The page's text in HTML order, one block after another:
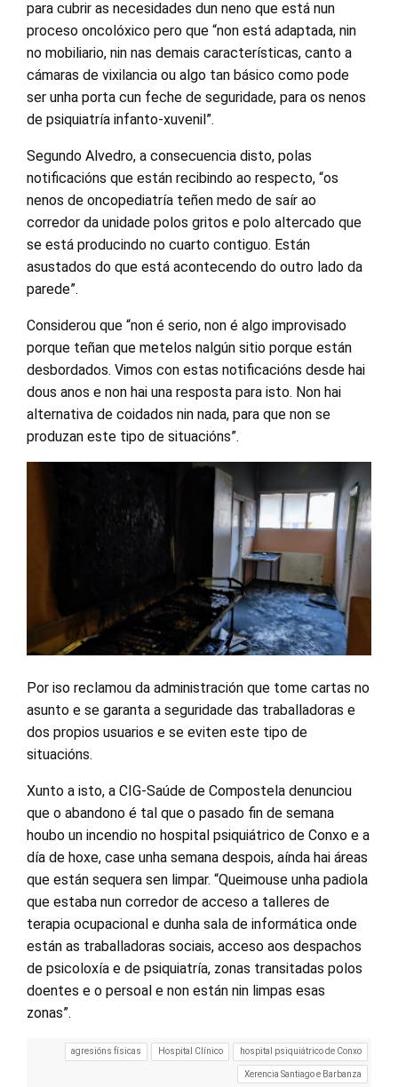
para cubrir as necesidades dun neno que está nun
proceso oncolóxico pero que “non está adaptada, nin
no mobiliario, nin nas demais características, canto a
cámaras de vixilancia ou algo tan básico como pode
ser unha porta cun feche de seguridade, para os nenos
de psiquiatría infanto-xuvenil”.
Segundo Alvedro, a consecuencia disto, polas
notificacións que están recibindo ao respecto, “os
nenos de oncopediatría teñen medo de saír ao
corredor da unidade polos gritos e polo altercado que
se está producindo no cuarto contiguo. Están
asustados do que está acontecendo do outro lado da
parede”.
Considerou que “non é serio, non é algo improvisado
porque teñan que metelos nalgún sitio porque están
desbordados. Vimos con estas notificacións desde hai
dous anos e non hai una resposta para isto. Non hai
alternativa de coidados nin nada, para que non se
produzan este tipo de situacións”.
Por iso reclamou da administración que tome cartas no
asunto e se garanta a seguridade das traballadoras e
dos propios usuarios e se eviten este tipo de
situacións.
Xunto a isto, a CIG-Saúde de Compostela denunciou
que o abandono é tal que o pasado fin de semana
houbo un incendio no hospital psiquiátrico de Conxo e a
día de hoxe, case unha semana despois, aínda hai áreas
que están sequera sen limpar. “Queimouse unha padiola
que estaba nun corredor de acceso a talleres de
terapia ocupacional e dunha sala de informática onde
están as traballadoras sociais, acceso aos despachos
de psicoloxía e de psiquiatría, zonas transitadas polos
doentes e o persoal e non están nin limpas esas
zonas”.
agresións físicas Hospital Clínico hospital psiquiátrico de Conxo
Xerencia Santiago e Barbanza